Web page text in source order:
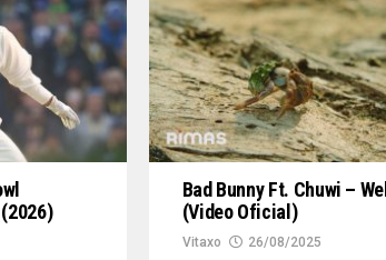
Bad Bunny Ft. Chuwi –
(Video Oficial)
Vitaxo 26/08/2025